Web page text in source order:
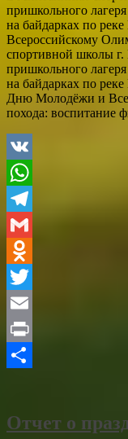
пришкольного
на байдарках по
Всероссийскому
спортивной школы г.
пришкольного
на байдарках по
Дню Молодёжи и
похода: воспитание
VK
WhatsApp
Telegram
Gmail
Odnoklassniki
Twitter
Email
Print
Отчет о